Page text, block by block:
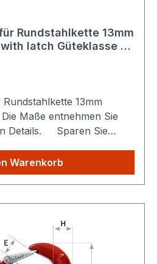
Rundstahlkette 13mm
latch Güteklasse 8
13mm
Maße entnehmen Sie
Details. Sparen Sie
Sie zahlen nur einmalig
Warenkorb